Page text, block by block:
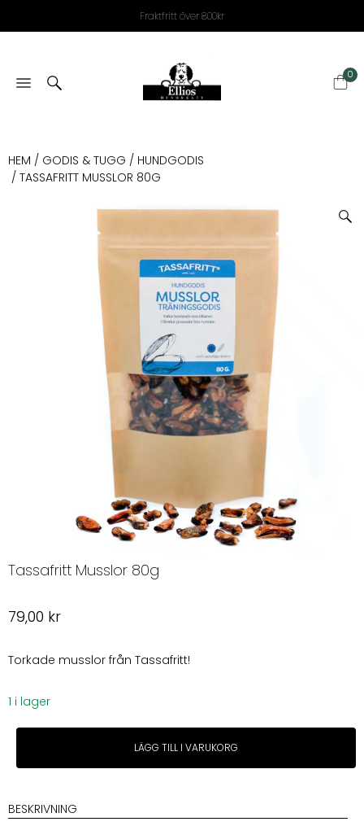
Fraktfritt över 800kr
0
HEM / GODIS & TUGG / HUNDGODIS
/ TASSAFRITT MUSSLOR 80G
Tassafritt Musslor 80g
79,00 kr
Torkade musslor från Tassafritt!
1 i lager
Tassafritt
80g
LÄGG TILL I VARUKORG
BESKRIVNING